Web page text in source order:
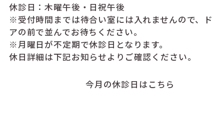
休診日：木曜午後・日祝午後
※受付時間までは待合い室には入れませんので、ド
アの前で並んでお待ちください。
※月曜日が不定期で休診日となります。
休日詳細は下記お知らせよりご確認ください。
今月の休診日はこちら